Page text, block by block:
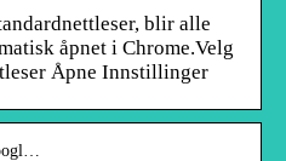
blir alle
åpnet i Chrome.Velg
Åpne Innstillinger